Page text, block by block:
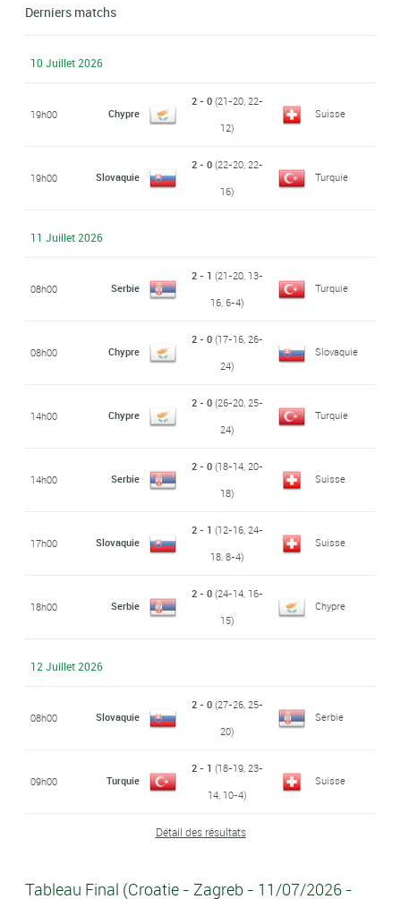
Derniers matchs
10 Juillet 2026
19h00 Chypre
2 - 0(21-20, 22-
12)
Suisse
19h00 Slovaquie
2 - 0(22-20, 22-
16)
Turquie
11 Juillet 2026
08h00 Serbie
2 - 1 (21-20, 13-
16, 6-4)
Turquie
08h00 Chypre
2 - 0(17-16, 26-
24)
Slovaquie
14h00 Chypre
2 - 0(26-20, 25-
24)
Turquie
14h00 Serbie
2 - 0(18-14, 20-
18)
Suisse
17h00 Slovaquie
2 - 1 (12-16, 24-
18, 8-4)
Suisse
18h00 Serbie
2 - 0(24-14, 16-
15)
Chypre
12 Juillet 2026
08h00 Slovaquie
2 - 0(27-26, 25-
20)
Serbie
09h00 Turquie
2 - 1 (18-19, 23-
14, 10-4)
Suisse
Détail des résultats
Tableau Final (Croatie - Zagreb - 11/07/2026 -